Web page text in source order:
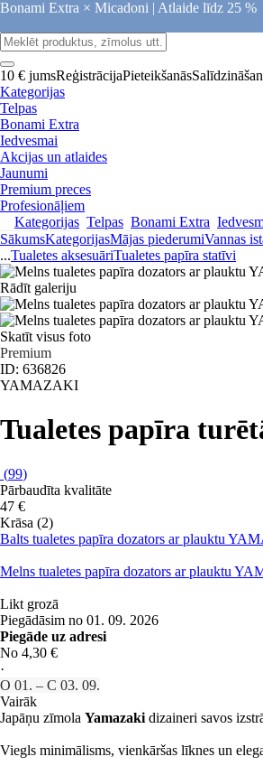
Bonami Extra × Micadoni | Atlaide līdz 25 %
10 € jumsReģistrācijaPieteikšanās
Kategorijas
Telpas
Bonami Extra
Iedvesmai
Akcijas un atlaides
Jaunumi
Premium preces
Profesionāļiem
Kategorijas Telpas Bonami Extra
SākumsKategorijasMājas piederumiVannas
...Tualetes aksesuāriTualetes papīra statīvi
Rādīt galeriju
Skatīt visus foto
Premium
ID: 636826
YAMAZAKI
Tualetes papīra
(99)
Pārbaudīta kvalitāte
47 €
Krāsa (2)
Balts tualetes papīra dozators ar plauktu
Melns tualetes papīra dozators ar plauktu
Likt grozā
Piegādāsim no 01. 09. 2026
Piegāde uz adresi
No 4,30 €
·
O 01. – C 03. 09.
Vairāk
Japāņu zīmola Yamazaki dizaineri savos
Viegls minimālisms, vienkāršas līknes un